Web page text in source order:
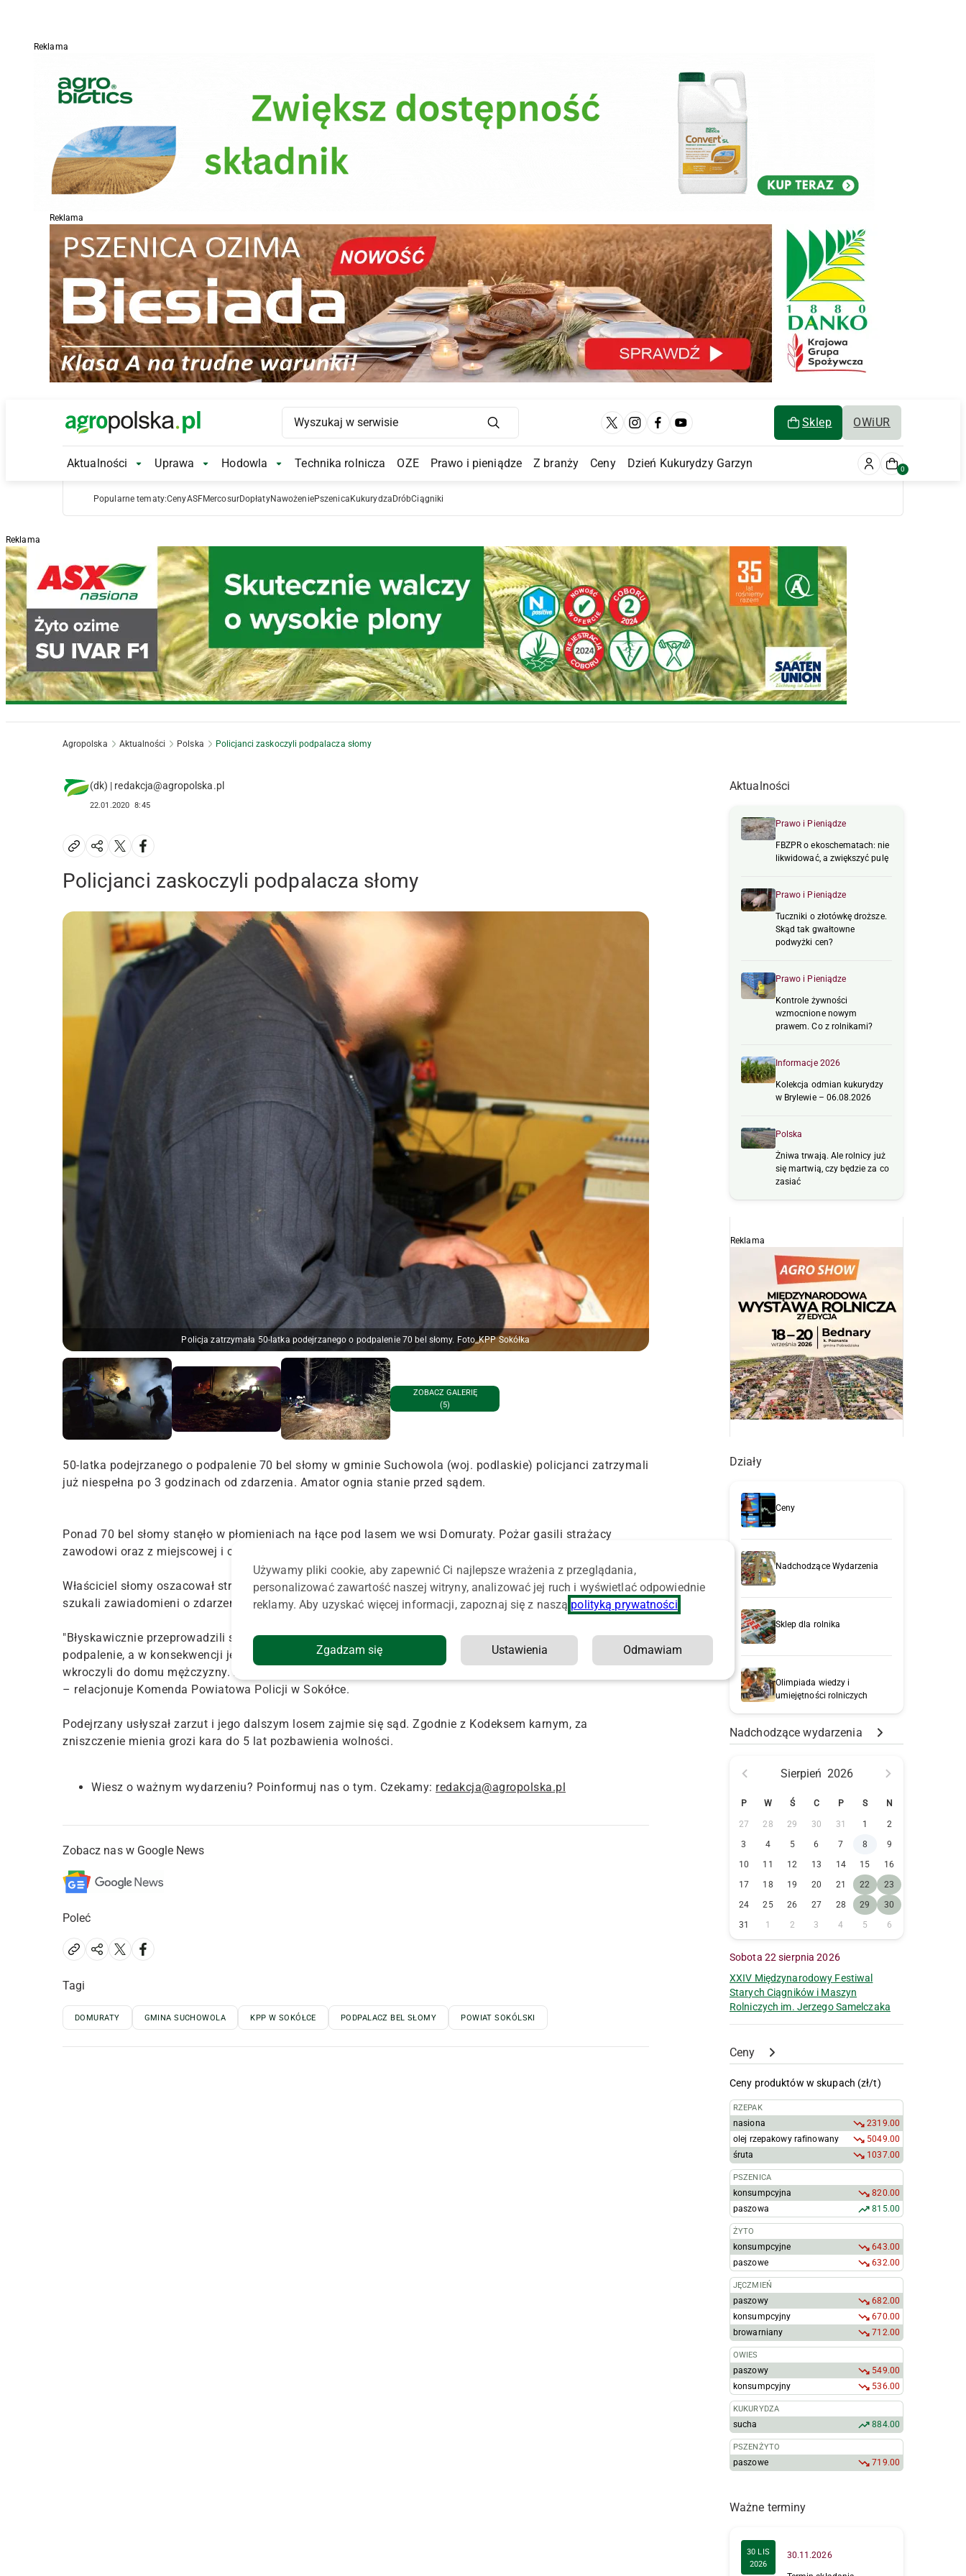
Reklama
Reklama
Main Logo Sklep OWiUR
Main Navigation
Aktualności Aktualności Submenu
Uprawa Uprawa Submenu
Hodowla Hodowla Submenu
Technika rolnicza OZE Prawo i pieniądze Z branży Ceny Dzień Kukurydzy Garzyn 0
Popularne tematy:CenyASFMercosurDopłatyNawożeniePszenica Kukurydza DróbCiągniki
Reklama
Agropolska Aktualności Polska Policjanci zaskoczyli podpalacza słomy
(dk) | redakcja@agropolska.pl
22.01.2020 8:45
Policjanci zaskoczyli podpalacza słomy
Policja zatrzymała 50-latka podejrzanego o podpalenie 70 bel słomy. Foto_KPP Sokółka
ZOBACZ GALERIĘ
(5)
50-latka podejrzanego o podpalenie 70 bel słomy w gminie Suchowola (woj. podlaskie) policjanci zatrzymali
już niespełna po 3 godzinach od zdarzenia. Amator ognia stanie przed sądem.
Ponad 70 bel słomy stanęło w płomieniach na łące pod lasem we wsi Domuraty. Pożar gasili strażacy
zawodowi oraz z miejscowej i okolicznych jednostek ochotniczych.
Właściciel słomy oszacował straty na 3,5 tys. złotych. Przyczyn i okoliczności pojawienia się płomieni
szukali zawiadomieni o zdarzeniu policjanci.
"Błyskawicznie przeprowadzili szereg działań, które pozwoliły na wytypowanie podejrzewanego o
podpalenie, a w konsekwencji jego zatrzymanie. Już po niespełna trzech godzinach od zdarzenia, policjanci
wkroczyli do domu mężczyzny. Z reakcji 50-latka wynikało, że nie spodziewał się takiego zakończenia dnia"
– relacjonuje Komenda Powiatowa Policji w Sokółce.
Podejrzany usłyszał zarzut i jego dalszym losem zajmie się sąd. Zgodnie z Kodeksem karnym, za
zniszczenie mienia grozi kara do 5 lat pozbawienia wolności.
Wiesz o ważnym wydarzeniu? Poinformuj nas o tym. Czekamy: redakcja@agropolska.pl
Zobacz nas w Google News
Poleć
Tagi
DOMURATY GMINA SUCHOWOLA KPP W SOKÓŁCE PODPALACZ BEL SŁOMY POWIAT SOKÓLSKI
Aktualności
Prawo i Pieniądze
FBZPR o ekoschematach: nie
likwidować, a zwiększyć pulę
Prawo i Pieniądze
Tuczniki o złotówkę droższe.
Skąd tak gwałtowne
podwyżki cen?
Prawo i Pieniądze
Kontrole żywności
wzmocnione nowym
prawem. Co z rolnikami?
Informacje 2026
Kolekcja odmian kukurydzy
w Brylewie – 06.08.2026
Polska
Żniwa trwają. Ale rolnicy już
się martwią, czy będzie za co
zasiać
Reklama
Działy
Ceny
Nadchodzące Wydarzenia
Sklep dla rolnika
Olimpiada wiedzy i
umiejętności rolniczych
Nadchodzące wydarzenia
Sierpień 2026
P W Ś C P S N
27 28 29 30 31 1
2
3
4 5 6 7 8
9
10
11 12 13 14 15
16
17
18 19 20 21 22
23
24
25 26 27 28 29
30
31
1 2 3 4 5 6
Sobota 22 sierpnia 2026
XXIV Międzynarodowy Festiwal
Starych Ciągników i Maszyn
Rolniczych im. Jerzego Samelczaka
Ceny
Ceny produktów w skupach (zł/t)
RZEPAK
nasiona
2319.00
olej rzepakowy rafinowany
5049.00
śruta
1037.00
PSZENICA
konsumpcyjna
820.00
paszowa
815.00
ŻYTO
konsumpcyjne
643.00
paszowe
632.00
JĘCZMIEŃ
paszowy
682.00
konsumpcyjny
670.00
browarniany
712.00
OWIES
paszowy
549.00
konsumpcyjny
536.00
KUKURYDZA
sucha 884.00
PSZENŻYTO
paszowe 719.00
Ważne terminy
30 LIS
2026
30.11.2026
Używamy pliki cookie, aby zapewnić Ci najlepsze wrażenia z przeglądania,
personalizować zawartość naszej witryny, analizować jej ruch i wyświetlać odpowiednie
reklamy. Aby uzyskać więcej informacji, zapoznaj się z naszą polityką prywatności
Zgadzam się Ustawienia Odmawiam